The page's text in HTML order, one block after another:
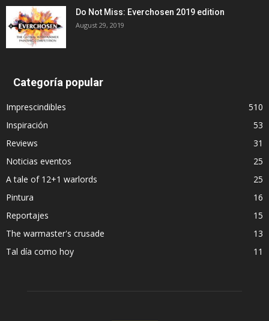
Do Not Miss: Everchosen 2019 edition
August 29, 2019
Categoría popular
Imprescindibles
510
Inspiración
53
Reviews
31
Noticias eventos
25
A tale of 12+1 warlords
25
Pintura
16
Reportajes
15
The warmaster's crusade
13
Tal día como hoy
11